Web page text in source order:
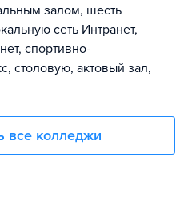
залом, шесть
сеть Интранет,
спортивно-
столовую, актовый зал,
все колледжи